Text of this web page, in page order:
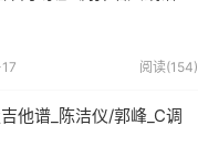
阅读(154)
他谱_陈洁仪/郭峰_C调